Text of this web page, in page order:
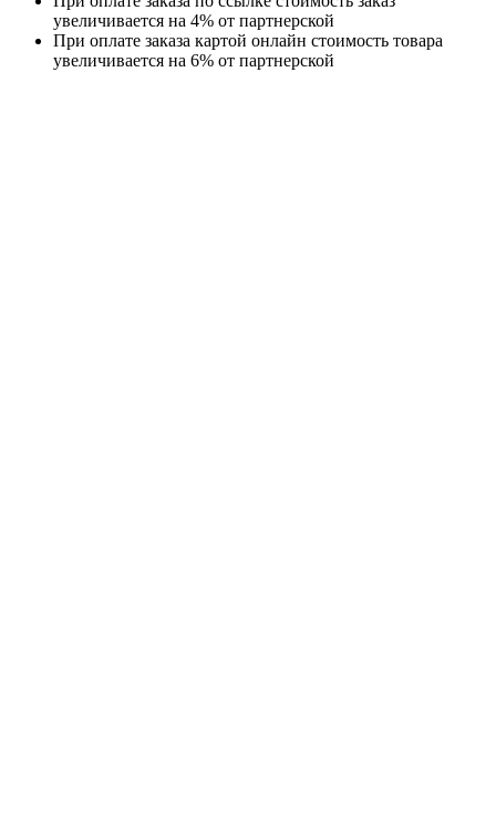
увеличивается на 4% от партнерской
При оплате заказа картой онлайн стоимость товара
увеличивается на 6% от партнерской